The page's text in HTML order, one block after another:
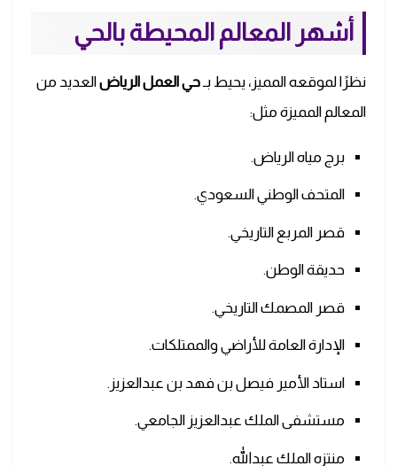
أشهر المعالم المحيطة بالحي
نظرًا لموقعه المميز، يحيط بـحي العمل الرياضالعديد من
المعالم المميزة مثل:
برج مياه الرياض.
المتحف الوطني السعودي.
قصر المربع التاريخي.
حديقة الوطن.
قصر المصمك التاريخي.
الإدارة العامة للأراضي والممتلكات.
استاد الأمير فيصل بن فهد بن عبدالعزيز.
مستشفى الملك عبدالعزيز الجامعي.
منتزه الملك عبدالله.